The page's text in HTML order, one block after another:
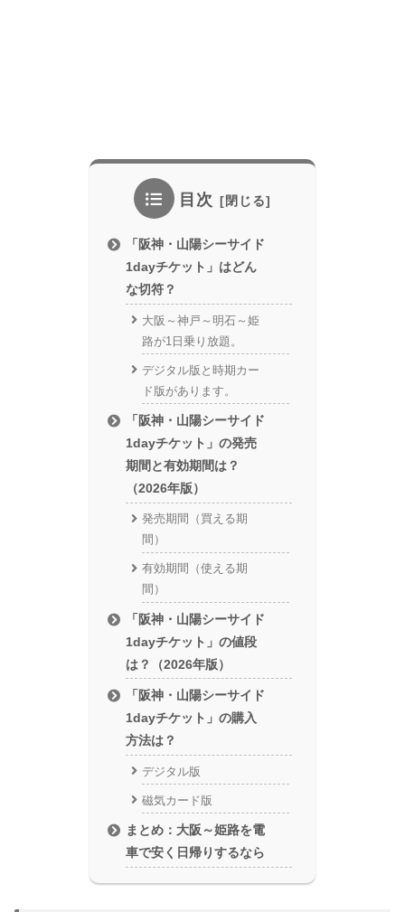
目次
「阪神・山陽シーサイド
1dayチケット」はどん
な切符？
大阪～神戸～明石～姫
路が1日乗り放題。
デジタル版と時期カー
ド版があります。
「阪神・山陽シーサイド
1dayチケット」の発売
期間と有効期間は？
（2026年版）
発売期間（買える期
間）
有効期間（使える期
間）
「阪神・山陽シーサイド
1dayチケット」の値段
は？（2026年版）
「阪神・山陽シーサイド
1dayチケット」の購入
方法は？
デジタル版
磁気カード版
まとめ：大阪～姫路を電
車で安く日帰りするなら